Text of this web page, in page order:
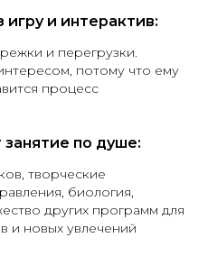
и интерактив:
и перегрузки.
потому что ему
процесс
по душе:
творческие
биология,
других программ для
и новых увлечений